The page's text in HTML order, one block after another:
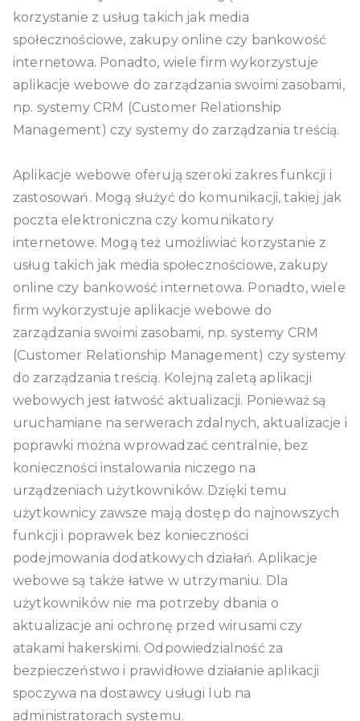
korzystanie z usług takich jak media
społecznościowe, zakupy online czy bankowość
internetowa. Ponadto, wiele firm wykorzystuje
aplikacje webowe do zarządzania swoimi zasobami,
np. systemy CRM (Customer Relationship
Management) czy systemy do zarządzania treścią.
Aplikacje webowe oferują szeroki zakres funkcji i
zastosowań. Mogą służyć do komunikacji, takiej jak
poczta elektroniczna czy komunikatory
internetowe. Mogą też umożliwiać korzystanie z
usług takich jak media społecznościowe, zakupy
online czy bankowość internetowa. Ponadto, wiele
firm wykorzystuje aplikacje webowe do
zarządzania swoimi zasobami, np. systemy CRM
(Customer Relationship Management) czy systemy
do zarządzania treścią. Kolejną zaletą aplikacji
webowych jest łatwość aktualizacji. Ponieważ są
uruchamiane na serwerach zdalnych, aktualizacje i
poprawki można wprowadzać centralnie, bez
konieczności instalowania niczego na
urządzeniach użytkowników. Dzięki temu
użytkownicy zawsze mają dostęp do najnowszych
funkcji i poprawek bez konieczności
podejmowania dodatkowych działań. Aplikacje
webowe są także łatwe w utrzymaniu. Dla
użytkowników nie ma potrzeby dbania o
aktualizacje ani ochronę przed wirusami czy
atakami hakerskimi. Odpowiedzialność za
bezpieczeństwo i prawidłowe działanie aplikacji
spoczywa na dostawcy usługi lub na
administratorach systemu.